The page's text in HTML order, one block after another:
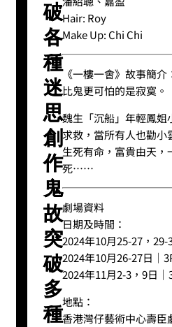
破
各
種
迷
思
創
作
鬼
故
突
破
多
種
Hair: Roy
Make Up: Chi Chi
《一樓一會》故事簡介
比鬼更可怕的是寂寞。
魏生「沉船」年輕鳳姐
求救，當所有人也勸
生死有命，富貴由天
死……
劇場資料
日期及時間：
2024年10月25-27，
2024年10月26-27日｜
2024年11月2-3，9日｜
地點：
香港灣仔藝術中心壽臣